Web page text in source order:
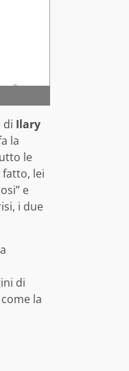
di Ilary
la
le
fatto, lei
e
i due
di
la